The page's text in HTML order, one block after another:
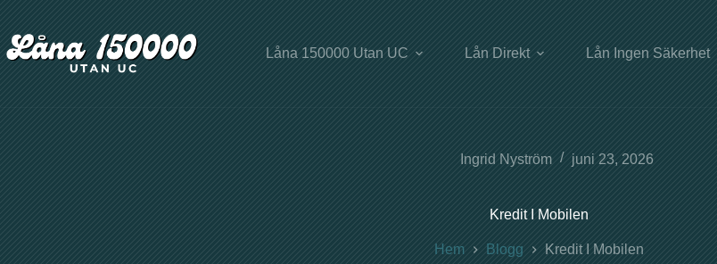
innehåll
Låna 150000 Utan UC
Lån Direkt Lån Ingen Säkerhet
Ingrid Nyström juni 23, 2026
Kredit I Mobilen
Hem Blogg Kredit I Mobilen